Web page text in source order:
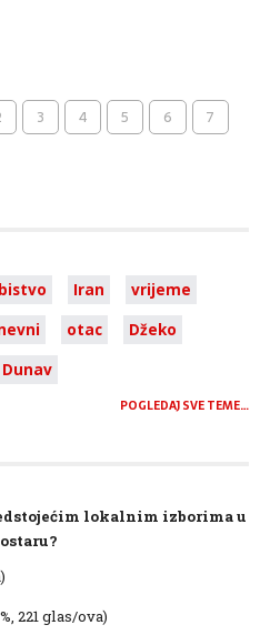
3 4 5 6
7
Iran
vrijeme
otac
Džeko
Dunav
POGLEDAJ SVE TEME…
lokalnim izborima u
221 glas/ova)